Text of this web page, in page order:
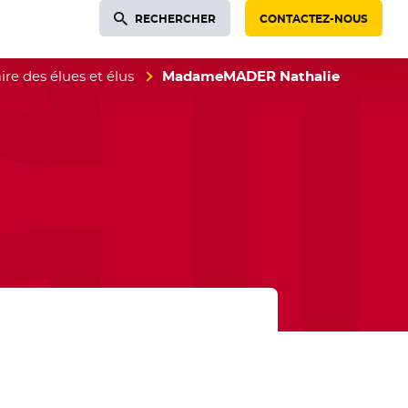
RECHERCHER CONTACTEZ-NOUS
des élues et élus MadameMADER Nathalie